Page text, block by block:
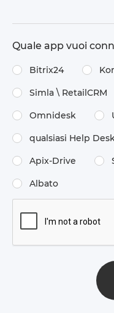
Quale app vuoi
Bitrix24
Simla \​ RetailCRM
Omnidesk
qualsiasi Help
Apix-Drive
Albato